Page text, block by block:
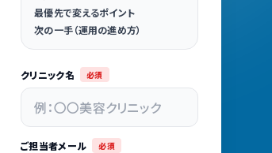
最優先で変えるポイント
次の一手（運用の進め方）
クリニック名 必須
ご担当者メール 必須